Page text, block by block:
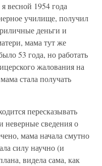
весной 1954 года
училище, получил
деньги и
мама тут же
53 года, но работать
жалования на
стала получать
пересказывать
неверные сведения о
мама начала смутно
силу научно (и
видела сама, как